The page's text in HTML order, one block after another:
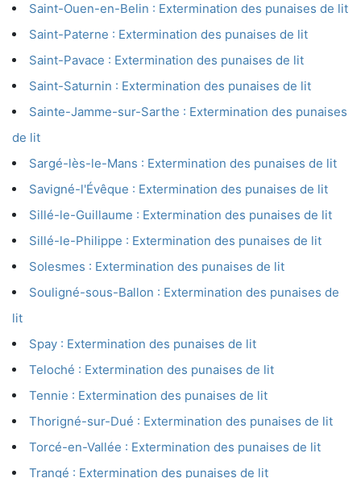
Saint-Ouen-en-Belin : Extermination des punaises de lit
Saint-Paterne : Extermination des punaises de lit
Saint-Pavace : Extermination des punaises de lit
Saint-Saturnin : Extermination des punaises de lit
Sainte-Jamme-sur-Sarthe : Extermination des punaises
de lit
Sargé-lès-le-Mans : Extermination des punaises de lit
Savigné-l'Évêque : Extermination des punaises de lit
Sillé-le-Guillaume : Extermination des punaises de lit
Sillé-le-Philippe : Extermination des punaises de lit
Solesmes : Extermination des punaises de lit
Souligné-sous-Ballon : Extermination des punaises de
lit
Spay : Extermination des punaises de lit
Teloché : Extermination des punaises de lit
Tennie : Extermination des punaises de lit
Thorigné-sur-Dué : Extermination des punaises de lit
Torcé-en-Vallée : Extermination des punaises de lit
Trangé : Extermination des punaises de lit